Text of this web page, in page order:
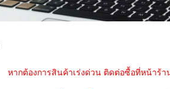
หากต้องการสินค้าเร่งด่วน ติดต่อซื้อที่หน้าร้า